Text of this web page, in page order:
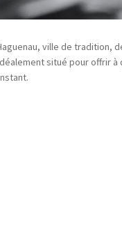
ville de tradition,
situé pour offrir